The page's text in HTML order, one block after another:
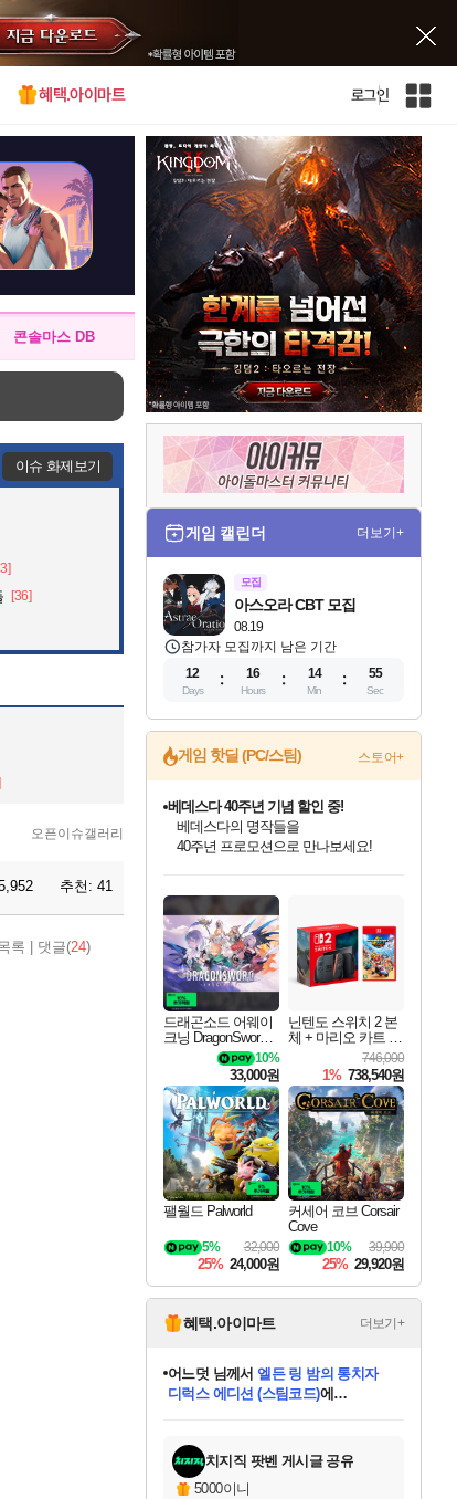
혜택.아이마트 로그인
인
전
체
사
이
트
맵
콘솔마스 DB
이슈 화제보기
[36]
오픈이슈갤러리
추천: 41
록 댓글(24)
게임 캘린더 더보기+
모집
08.19
아스오라 CBT 모집
참가자 모집까지 남은 기간
12
Days
16
Hours
14
Min
54
Sec
게임 핫딜 (PC/스팀) 스토어+
최대 90% 할인가를 만나보세요!
네이버혜택과 함께 만나보세요!
50%할인&추가 적립까지!
이니&베니 혜택까지!
네이버 혜택가와 함께 예약하세요!
할인&네이버혜택으로 만나보세요!
네이버페이 혜택과 만나보세요!
베데스다 40주년 기념 할인 중!
베데스다의 명작들을
40주년 프로모션으로 만나보세요!
네이버 포인트 혜택까지!
할인가에 만나보세요!
일부 에디션 상시 할인!
혜택으로 예약 판매 중
편안하게 충전하세요
드래곤소드 어웨이
크닝 DragonSword A
10%
33,000원
닌텐도 스위치 2 본
체 + 마리오 카트 월
746,000
1% 738,540원
팰월드 Palworld
32,000
5%
25% 24,000원
커세어 코브 Corsair
Cove
39,900
10%
25% 29,920원
혜택.아이마트 더보기+
당첨되셨습니다.
당첨되셨습니다.
어느덧 님께서엘든 링 밤의 통치자
디럭스 에디션 (스팀코드)에
당첨되셨습니다.
에디션 (스팀코드)를 교환.
당첨되셨습니다.
당첨되셨습니다.
당첨되셨습니다.
당첨되셨습니다.
치지직 팟벤 게시글 공유
5000이니